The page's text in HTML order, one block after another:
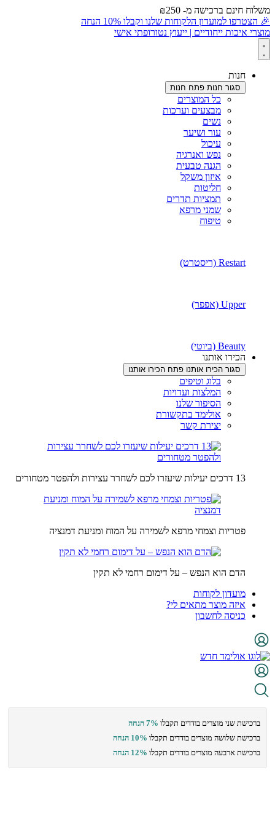
לתוכן
משלוח חינם ברכישה מ- ₪250
🎉 הצטרפו למועדון הלקוחות שלנו וקבלו 10% הנחה
מוצרי איכות ייחודיים | ייעוץ נטורופתי אישי
חנות
סגור חנות פתח חנות
כל המוצרים
מבצעים וערכות
נשים
עור ושיער
עיכול
נפש ואנרגיה
הגנה טבעית
איזון משקל
חליטות
תמציות תדרים
שמני מרפא
טיפוח
Restart (ריסטרט)
Upper (אפפר)
Beauty (ביוטי)
הכירו אותנו
סגור הכירו אותנו פתח הכירו אותנו
בלוג וטיפים
המלצות ועדויות
הסיפור שלנו
אולימד בתקשורת
יצירת קשר
13 דרכים יעילות שיעזרו לכם לשחרר עצירות ולהפטר מטחורים
פטריות וצמחי מרפא לשמירה על המוח ומניעת דמנציה
הדם הוא הנפש – על דימום רחמי לא תקין
מועדון לקוחות
איזה מוצר מתאים לי?
כניסה לחשבון
ברכישת שני מוצרים בודדים תקבלו 7% הנחה
ברכישת שלושה מוצרים בודדים תקבלו 10% הנחה
ברכישת ארבעה מוצרים בודדים תקבלו 12% הנחה